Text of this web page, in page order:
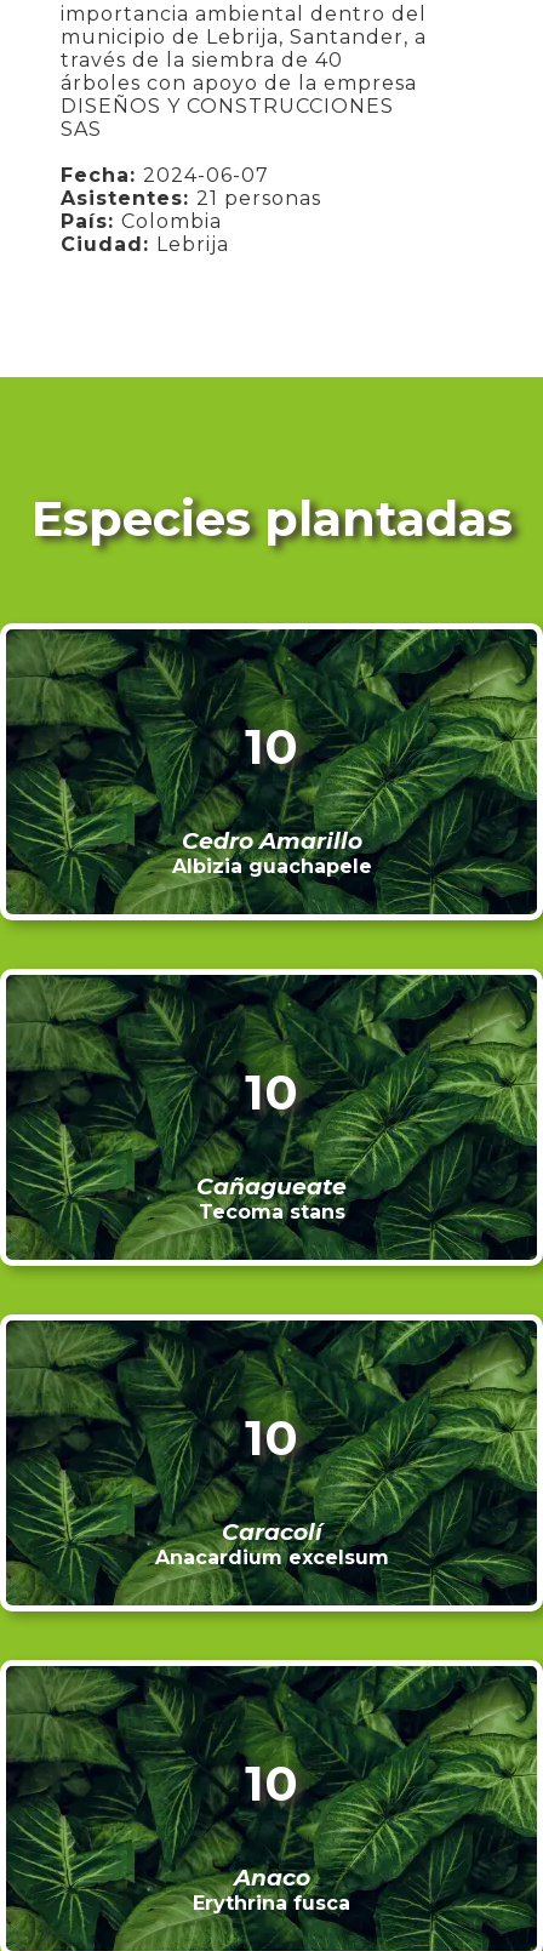
importancia ambiental dentro del
municipio de Lebrija, Santander, a
través de la siembra de 40
árboles con apoyo de la empresa
DISEÑOS Y CONSTRUCCIONES
SAS
Fecha:2024-06-07
Asistentes:21 personas
País:Colombia
Ciudad: Lebrija
Especies plantadas
10
Cedro Amarillo
Albizia guachapele
10
Cañagueate
Tecoma stans
10
Caracolí
Anacardium excelsum
10
Anaco
Erythrina fusca